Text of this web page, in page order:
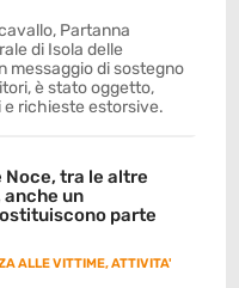
Partanna
di Isola delle
messaggio di sostegno
è stato oggetto,
e richieste estorsive.
Noce, tra le altre
un
parte
ALLE VITTIME,ATTIVITA'